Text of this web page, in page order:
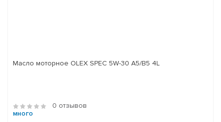
Масло моторное OLEX SPEC 5W-30 A5/B5 4L
0 отзывов
много